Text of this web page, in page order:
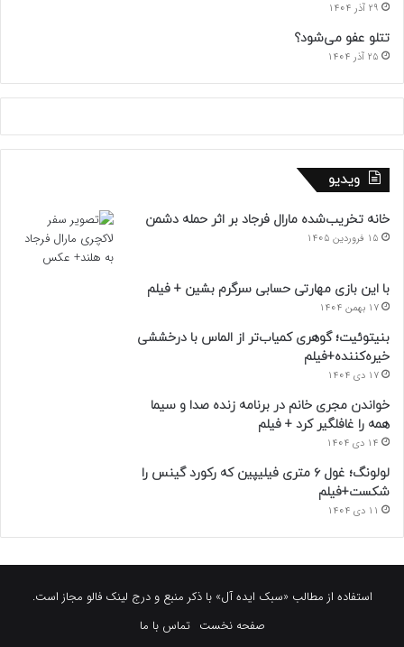
29 آذر 1404
تتلو عفو می‌شود؟
25 آذر 1404
ویدیو
خانه تخریب‌شده مارال فرجاد بر اثر حمله دشمن
15 فروردین 1405
با این بازی مهارتی حسابی سرگرم بشین + فیلم
17 بهمن 1404
بنیتوئیت؛ گوهری کمیاب‌تر از الماس با درخششی
خیره‌کننده+فیلم
17 دی 1404
خواندن مجری خانم در برنامه زنده صدا و سیما
همه را غافلگیر کرد + فیلم
14 دی 1404
لولونگ؛ غول ۶ متری فیلیپین که رکورد گینس را
شکست+فیلم
11 دی 1404
استفاده از مطالب «سبک ایده آل» با ذکر منبع و درج لینک فالو مجاز است.
صفحه نخست تماس با ما